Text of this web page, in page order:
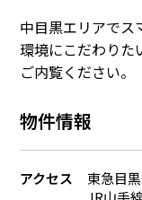
中目黒エリアでス
環境にこだわりた
ご内覧ください。
物件情報
アクセス
東急目